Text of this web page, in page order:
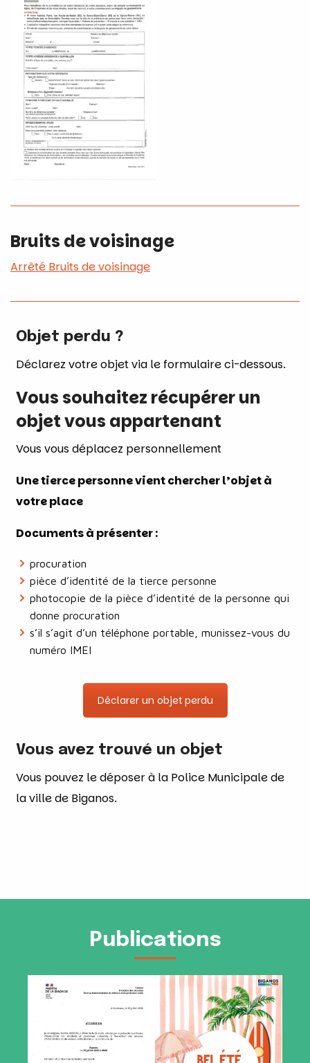
Bruits de voisinage
Arrêté Bruits de voisinage
Objet perdu ?
Déclarez votre objet via le formulaire ci-dessous.
Vous souhaitez récupérer un
objet vous appartenant
Vous vous déplacez personnellement
Une tierce personne vient chercher l’objet à
votre place
Documents à présenter :
procuration
pièce d’identité de la tierce personne
photocopie de la pièce d’identité de la personne qui
donne procuration
s’il s’agit d’un téléphone portable, munissez-vous du
numéro IMEI
Déclarer un objet perdu
Vous avez trouvé un objet
Vous pouvez le déposer à la Police Municipale de
la ville de Biganos.
Publications